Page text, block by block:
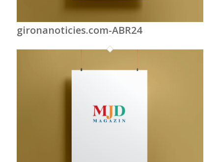
gironanoticies.com-ABR24